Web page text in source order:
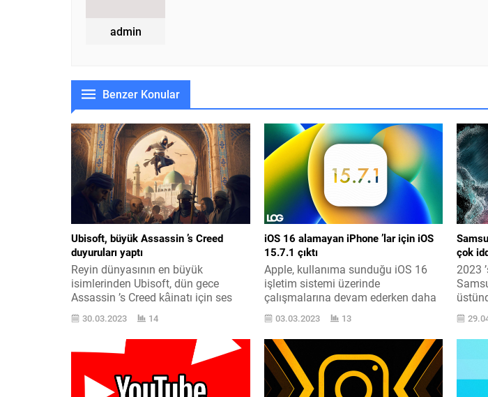
admin
Benzer Konular
Ubisoft, büyük Assassin ’s Creed
duyuruları yaptı
Reyin dünyasının en büyük
isimlerinden Ubisoft, dün gece
Assassin ’s Creed kâinatı için ses
getiren çok sayıda bültene
imzalaydı. Dün gece Ubisoft
tarafından yapılan bültenlerin en
ehemmiyetlisi, sızıntıları yapılan bir
sonraki AC reyin Assassin ’s Creed
Mirage oldu. Sinematik tanıtım
30.03.2023 14
iOS 16 alamayan iPhone ’lar için iOS
15.7.1 çıktı
Apple, kullanıma sunduğu iOS 16
işletim sistemi üzerinde
çalışmalarına devam ederken daha
önceki makineleri de unutmuyor.
Bugün iOS 15.7.1 aktüellemesi
geldi. Tüm ayrıntılarına burada yer
verdiğimiz iOS 16 İşletim sistemi
için kısa süre evvel iOS 16.2 betası
başladı. iOS 16.1 ’in üstüne çok
03.03.2023 13
çok
2023